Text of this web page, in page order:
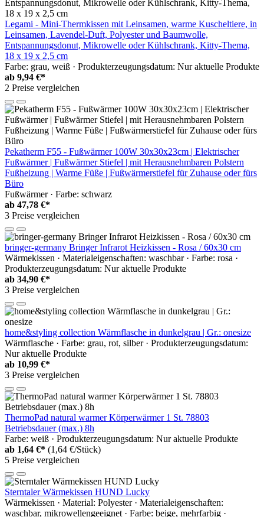
Legami - Mini-Thermkissen mit Leinsamen, warme Kuscheltiere, in
Leinsamen, Lavendel-Duft, Polyester und Baumwolle,
Entspannungsdonut, Mikrowelle oder Kühlschrank, Kitty-Thema,
18 x 19 x 2,5 cm
Farbe: grau, weiß · Produkterzeugungsdatum: Nur aktuelle Produkte
ab 9,94 €*
2 Preise vergleichen
Pekatherm F55 - Fußwärmer 100W 30x30x23cm | Elektrischer
Fußwärmer | Fußwärmer Stiefel | mit Herausnehmbaren Polstern
Fußheizung | Warme Füße | Fußwärmerstiefel für Zuhause oder fürs
Büro
Fußwärmer · Farbe: schwarz
ab 47,78 €*
3 Preise vergleichen
bringer-germany Bringer Infrarot Heizkissen - Rosa / 60x30 cm
Wärmekissen · Materialeigenschaften: waschbar · Farbe: rosa ·
Produkterzeugungsdatum: Nur aktuelle Produkte
ab 34,90 €*
3 Preise vergleichen
home&styling collection Wärmflasche in dunkelgrau | Gr.: onesize
Wärmflasche · Farbe: grau, rot, silber · Produkterzeugungsdatum:
Nur aktuelle Produkte
ab 10,99 €*
3 Preise vergleichen
ThermoPad natural warmer Körperwärmer 1 St. 78803
Betriebsdauer (max.) 8h
Farbe: weiß · Produkterzeugungsdatum: Nur aktuelle Produkte
ab 1,64 €* (1,64 €/Stück)
5 Preise vergleichen
Sterntaler Wärmekissen HUND Lucky
Wärmekissen · Material: Polyester · Materialeigenschaften:
waschbar, mikrowellengeeignet · Farbe: beige, mehrfarbig ·